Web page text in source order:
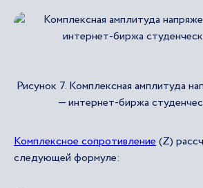
Рисунок 7. Комплексная амплитуда
— интернет-биржа
Комплексное сопротивление(Z)
следующей формуле: